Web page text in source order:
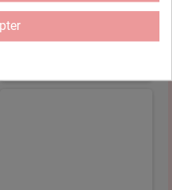
TURQUOISE BLUE
10,90 €